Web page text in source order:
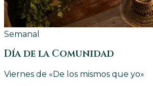
Semanal
Día de la Comunidad
Viernes de «De los mismos que yo»